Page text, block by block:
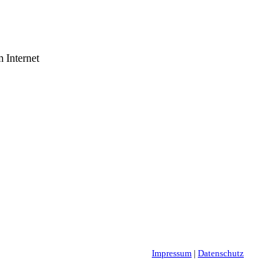
Internet
Impressum | Datenschutz